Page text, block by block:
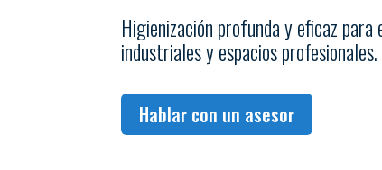
Higienización profunda y eficaz
industriales y espacios profesionales.
Hablar con un asesor